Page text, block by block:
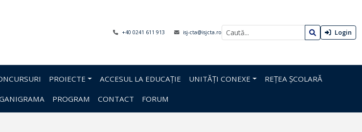
+40 0241 611 913 isj-cta@isjcta.ro Login
PROIECTE ACCESUL LA EDUCAȚIE UNITĂȚI CONEXE REȚEA ȘCOLARĂ
PROGRAM CONTACT FORUM